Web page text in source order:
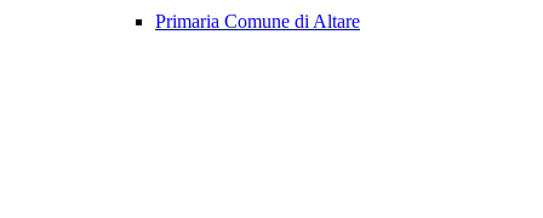
Primaria Comune di Altare